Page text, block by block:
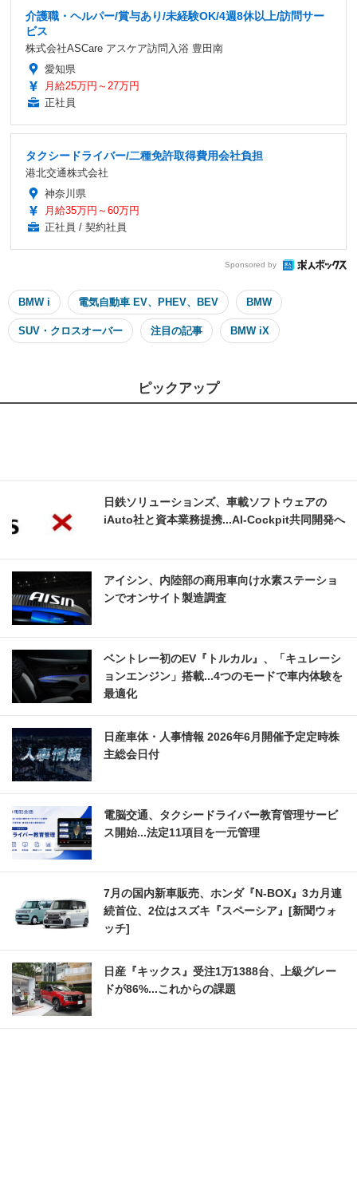
介護職・ヘルパー/賞与あり/未経験OK/4週8休以上/訪問サー
ビス
株式会社ASCare アスケア訪問入浴 豊田南
愛知県
月給25万円～27万円
正社員
タクシードライバー/二種免許取得費用会社負担
港北交通株式会社
神奈川県
月給35万円～60万円
正社員 / 契約社員
Sponsored by
BMW i 電気自動車 EV、PHEV、BEV BMW
SUV・クロスオーバー 注目の記事 BMW iX
ピックアップ
日鉄ソリューションズ、車載ソフトウェアの
iAuto社と資本業務提携...AI-Cockpit共同開発へ
アイシン、内陸部の商用車向け水素ステーショ
ンでオンサイト製造調査
ベントレー初のEV『トルカル』、「キュレーシ
ョンエンジン」搭載...4つのモードで車内体験を
最適化
日産車体・人事情報 2026年6月開催予定定時株
主総会日付
電脳交通、タクシードライバー教育管理サービ
ス開始...法定11項目を一元管理
7月の国内新車販売、ホンダ『N-BOX』3カ月連
続首位、2位はスズキ『スペーシア』[新聞ウォ
ッチ]
日産『キックス』受注1万1388台、上級グレー
ドが86%...これからの課題